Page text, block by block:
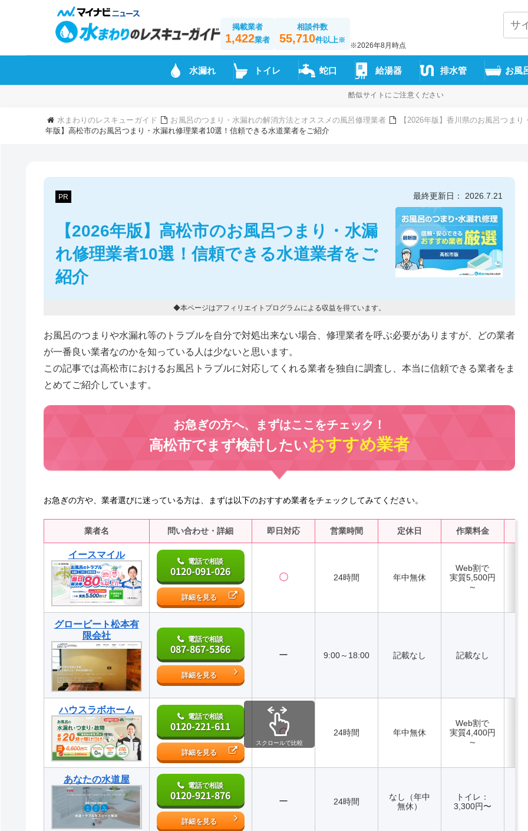
掲載業者
1,422業者
相談件数
55,710件以上※
※2026年8月時点
水漏れ トイレ 蛇口 給湯器 排水管 お風
酷似サイトにご注意ください
水まわりのレスキューガイド お風呂のつまり・水漏れの解消方法とオススメの風呂修理業者 【2026年版】香川県のお風呂つま
年版】高松市のお風呂つまり・水漏れ修理業者10選！信頼できる水道業者をご紹介
PR
【2026年版】高松市のお風呂つまり・水漏
れ修理業者10選！信頼できる水道業者をご
紹介
最終更新日： 2026.7.21
◆本ページはアフィリエイトプログラムによる収益を得ています。
お風呂のつまりや水漏れ等のトラブルを自分で対処出来ない場合、修理業者を呼ぶ必要がありますが、どの業者
が一番良い業者なのかを知っている人は少ないと思います。
この記事では高松市におけるお風呂トラブルに対応してくれる業者を独自に調査し、本当に信頼できる業者をま
とめてご紹介しています。
お急ぎの方へ、まずはここをチェック！
高松市でまず検討したいおすすめ業者
お急ぎの方や、業者選びに迷っている方は、まずは以下のおすすめ業者をチェックしてみてください。
業者名 問い合わせ・詳細 即日対応 営業時間 定休日 作業料金
イースマイル
電話で相談
0120-091-026
詳細を見る
〇 24時間 年中無休
Web割で
実質5,500円
～
グロービート松本有
限会社
電話で相談
087-867-5366
詳細を見る
ー 9:00～18:00 記載なし 記載なし
ハウスラボホーム
電話で相談
0120-221-611
詳細を見る
〇 24時間 年中無休
Web割で
実質4,400円
～
あなたの水道屋
電話で相談
0120-921-876
詳細を見る
ー 24時間
なし（年中
無休）
トイレ：
3,300円〜
スクロールで比較